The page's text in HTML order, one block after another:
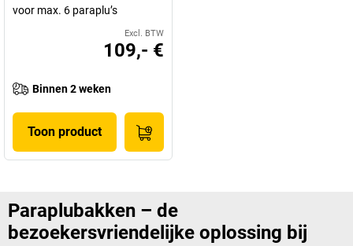
voor max. 6 paraplu’s
Excl. BTW
109,- €
Binnen 2 weken
Toon product
Paraplubakken – de
bezoekersvriendelijke oplossing bij